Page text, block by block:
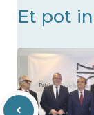
Et pot